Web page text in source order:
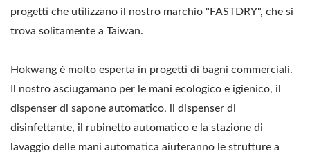
progetti che utilizzano il nostro marchio "FASTDRY", che si
trova solitamente a Taiwan.
Hokwang è molto esperta in progetti di bagni commerciali.
Il nostro asciugamano per le mani ecologico e igienico, il
dispenser di sapone automatico, il dispenser di
disinfettante, il rubinetto automatico e la stazione di
lavaggio delle mani automatica aiuteranno le strutture a